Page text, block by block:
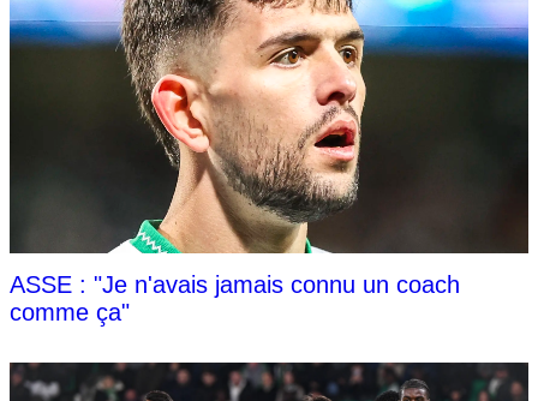
ASSE : "Je n'avais jamais connu un coach
comme ça"